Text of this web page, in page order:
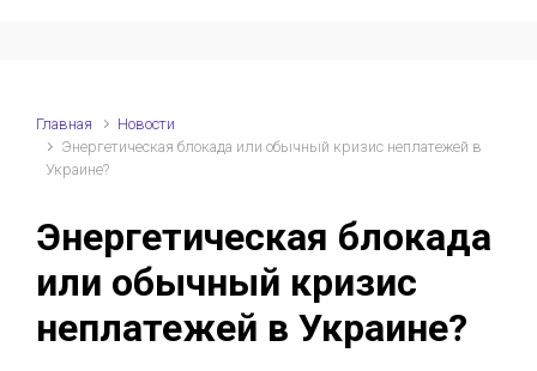
Главная
Новости
Энергетическая блокада или обычный кризис неплатежей в
Украине?
Энергетическая блокада
или обычный кризис
неплатежей в Украине?